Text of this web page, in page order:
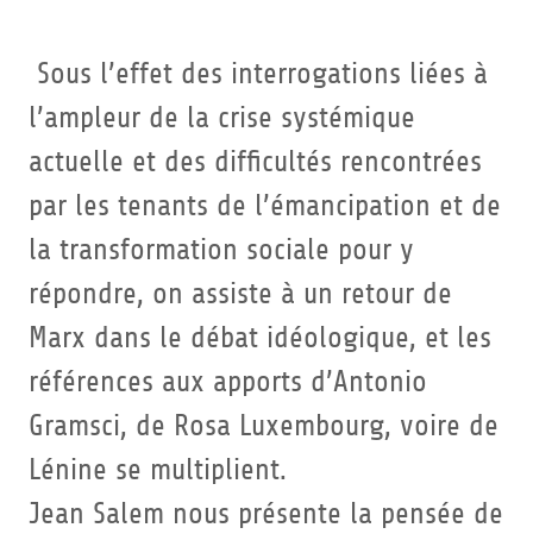
Sous l’effet des interrogations liées à
l’ampleur de la crise systémique
actuelle et des difficultés rencontrées
par les tenants de l’émancipation et de
la transformation sociale pour y
répondre, on assiste à un retour de
Marx dans le débat idéologique, et les
références aux apports d’Antonio
Gramsci, de Rosa Luxembourg, voire de
Lénine se multiplient.
Jean Salem nous présente la pensée de